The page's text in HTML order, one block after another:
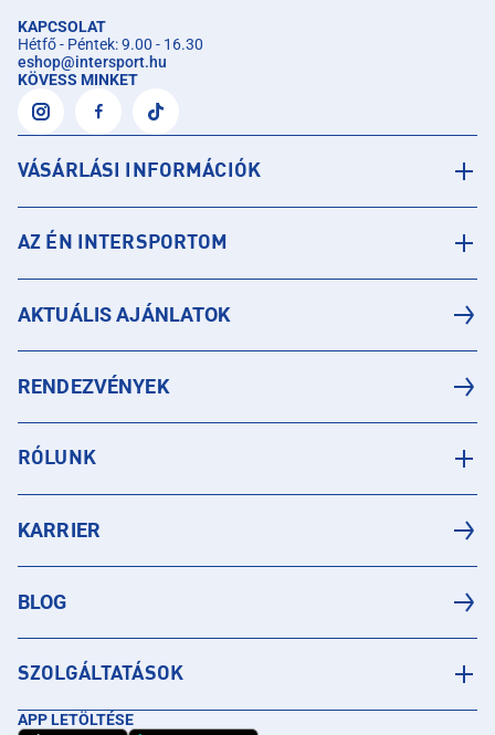
KAPCSOLAT
Hétfő - Péntek: 9.00 - 16.30
eshop@intersport.hu
KÖVESS MINKET
VÁSÁRLÁSI INFORMÁCIÓK
AZ ÉN INTERSPORTOM
AKTUÁLIS AJÁNLATOK
RENDEZVÉNYEK
RÓLUNK
KARRIER
BLOG
SZOLGÁLTATÁSOK
APP LETÖLTÉSE